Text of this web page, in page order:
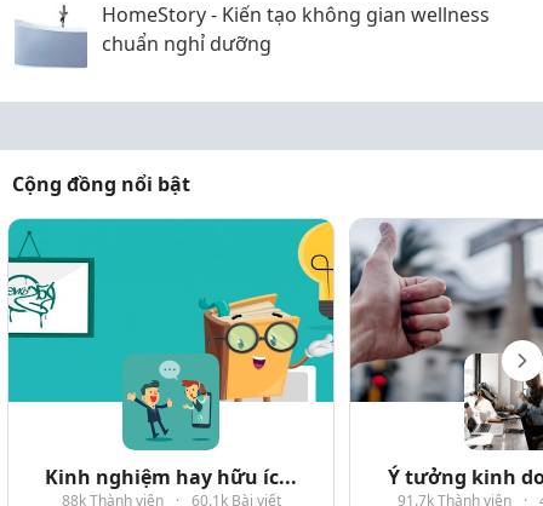
HomeStory - Kiến tạo không gian wellness
chuẩn nghỉ dưỡng
Cộng đồng nổi bật
Kinh nghiệm hay hữu íc...
88k Thành viên · 60.1k Bài viết
Ý tưởng kinh
91.7k Thành viên ·